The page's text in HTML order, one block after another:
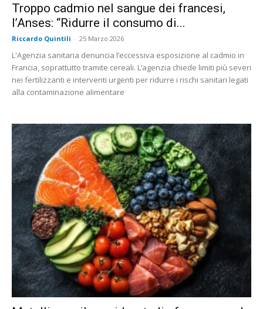
Troppo cadmio nel sangue dei francesi,
l’Anses: “Ridurre il consumo di...
Riccardo Quintili - 25 Marzo 2026
L'Agenzia sanitaria denuncia l’eccessiva esposizione al cadmio in
Francia, soprattutto tramite cereali. L’agenzia chiede limiti più severi
nei fertilizzanti e interventi urgenti per ridurre i rischi sanitari legati
alla contaminazione alimentare